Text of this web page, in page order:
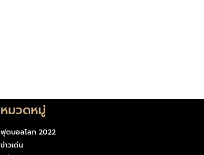
หมวดหมู่
ฟุตบอลโลก 2022
ข่าวเด่น